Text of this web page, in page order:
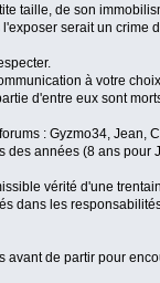
taille, de son
serait un
à votre
d'entre eux sont
: Gyzmo34,
années (8 ans
vérité d'une
dans les
de partir pour